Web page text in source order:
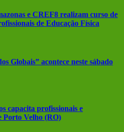
e CREF8 realizam curso de
de Educação Física
Globais” acontece neste sábado
capacita profissionais e
Porto Velho (RO)